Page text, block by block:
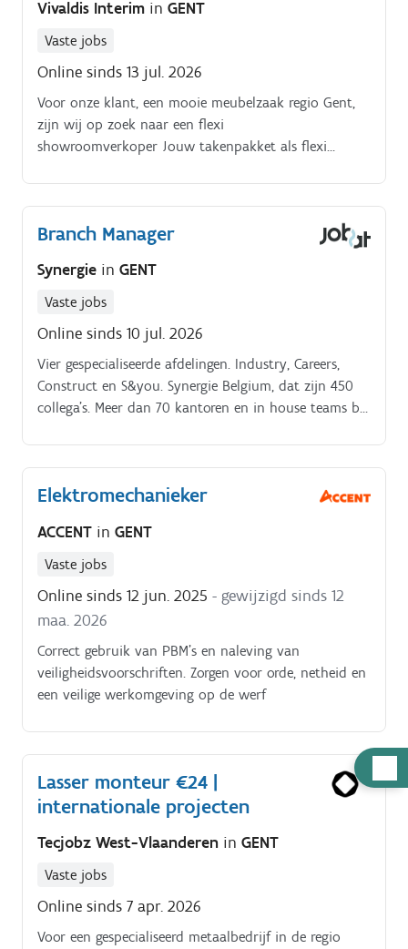
Vivaldis Interim in GENT
Vaste jobs
Online sinds 13 jul. 2026
Voor onze klant, een mooie meubelzaak regio Gent,
zijn wij op zoek naar een flexi
showroomverkoper Jouw takenpakket als flexi
m.b.t. vragen rond grootmeubelen en slaapcomfort.
Je begeleidt de klanten bij hun aankoop, gaande van
het verlenen van advies tot het opmaken van een
op orde staat.
Branch Manager
Synergie in GENT
Vaste jobs
Online sinds 10 jul. 2026
Vier gespecialiseerde afdelingen. Industry, Careers,
Construct en S&you. Synergie Belgium, dat zijn 450
collega’s. Meer dan 70 kantoren en in house teams bij
Elektromechanieker
ACCENT in GENT
Vaste jobs
Online sinds 12 jun. 2025 - gewijzigd sinds 12
maa. 2026
Correct gebruik van PBM’s en naleving van
veiligheidsvoorschriften. Zorgen voor orde, netheid en
een veilige werkomgeving op de werf
Lasser monteur €24 |
internationale projecten
Tecjobz West-Vlaanderen in GENT
Vaste jobs
Online sinds 7 apr. 2026
Voor een gespecialiseerd metaalbedrijf in de regio